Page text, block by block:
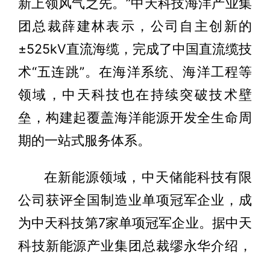
团总裁薛建林表示，公司自主创新的
±525kV直流海缆，完成了中国直流缆技
术“五连跳”。在海洋系统、海洋工程等
领域，中天科技也在持续突破技术壁
垒，构建起覆盖海洋能源开发全生命周
期的一站式服务体系。
在新能源领域，中天储能科技有限
公司获评全国制造业单项冠军企业，成
为中天科技第7家单项冠军企业。据中天
科技新能源产业集团总裁缪永华介绍，